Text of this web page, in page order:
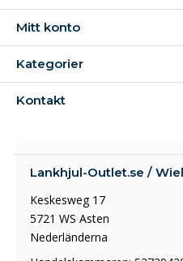
Mitt konto
Kategorier
Kontakt
Lankhjul-Outlet.se /
Keskesweg 17
5721 WS Asten
Nederländerna